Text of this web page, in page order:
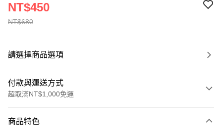
NT$680
NT$450
請選擇商品選項
付款與運送方式
超取滿NT$1,000免運
信用卡一次付款
商品特色